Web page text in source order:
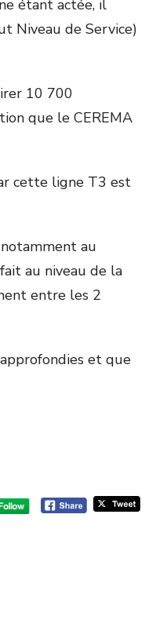
étant actée, il
Niveau de Service)
10 700
que le CEREMA
cette ligne T3 est
au
au niveau de la
entre les 2
et que